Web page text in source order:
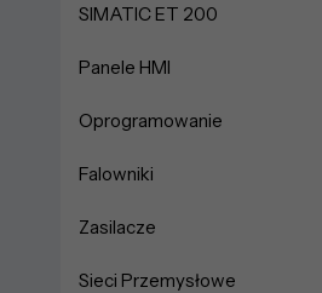
SIMATIC ET 200
Panele HMI
Oprogramowanie
Falowniki
Zasilacze
Sieci Przemysłowe